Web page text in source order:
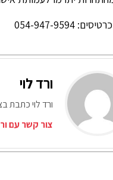
054-947-9594
ורד לוי
ורד לוי כתבת
צור קשר עם